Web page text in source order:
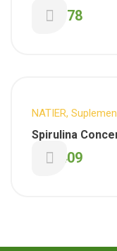
Capsulas
45.178
NATIER,
Spirulina
Caps. ( Natier )
18.409